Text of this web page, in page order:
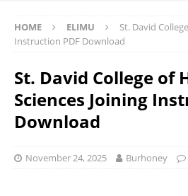
HOME ELIMU
St. David
Instruction PDF Download
St. David College of
Sciences Joining
Download
November 24, 2025 Burhoney